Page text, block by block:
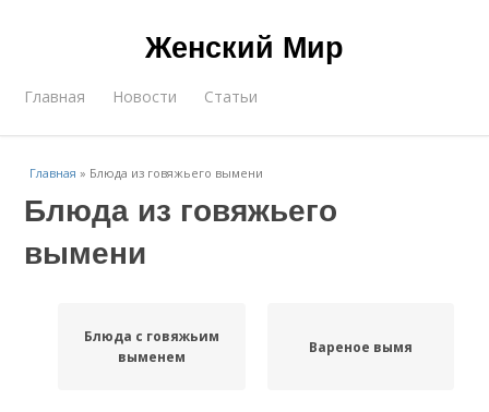
Женский Мир
Главная Новости Статьи
Главная » Блюда из говяжьего вымени
Блюда из говяжьего
вымени
Блюда с говяжьим
выменем
Вареное вымя